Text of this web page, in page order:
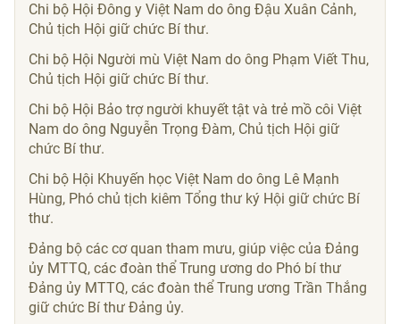
Chi bộ Hội Đông y Việt Nam do ông Đậu Xuân Cảnh,
Chủ tịch Hội giữ chức Bí thư.
Chi bộ Hội Người mù Việt Nam do ông Phạm Viết Thu,
Chủ tịch Hội giữ chức Bí thư.
Chi bộ Hội Bảo trợ người khuyết tật và trẻ mồ côi Việt
Nam do ông Nguyễn Trọng Đàm, Chủ tịch Hội giữ
chức Bí thư.
Chi bộ Hội Khuyến học Việt Nam do ông Lê Mạnh
Hùng, Phó chủ tịch kiêm Tổng thư ký Hội giữ chức Bí
thư.
Đảng bộ các cơ quan tham mưu, giúp việc của Đảng
ủy MTTQ, các đoàn thể Trung ương do Phó bí thư
Đảng ủy MTTQ, các đoàn thể Trung ương Trần Thắng
giữ chức Bí thư Đảng ủy.